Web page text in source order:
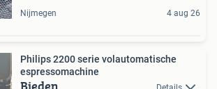
Nijmegen 4 aug 26
Philips 2200 serie volautomatische
espressomachine